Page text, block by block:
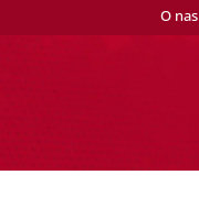
O nas